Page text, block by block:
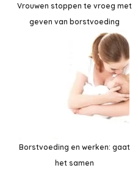
Vrouwen stoppen te vroeg met
geven van borstvoeding
Borstvoeding en werken: gaat
het samen